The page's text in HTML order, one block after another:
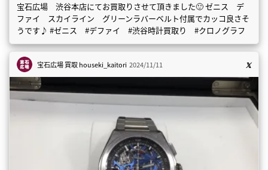
宝石広場 渋谷本店にてお買取りさせて頂きました🙂 ゼニス デ
ファイ スカイライン グリーンラバーベルト付属でカッコ良さそ
うです♪ #ゼニス #デファイ #渋谷時計買取り #クロノグラフ
宝石広場 買取houseki_kaitori 2024/11/11